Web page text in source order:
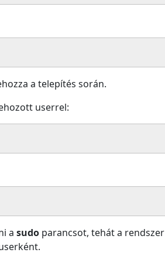
a telepítés során.
userrel:
a sudo parancsot, tehát a rendszer